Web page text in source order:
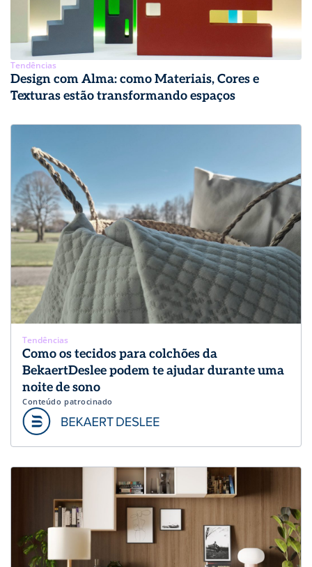
Tendências
Design com Alma: como Materiais, Cores e
Texturas estão transformando espaços
Tendências
Como os tecidos para colchões da
BekaertDeslee podem te ajudar durante uma
noite de sono
Conteúdo patrocinado